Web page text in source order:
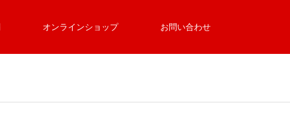
オンラインショップ お問い合わせ